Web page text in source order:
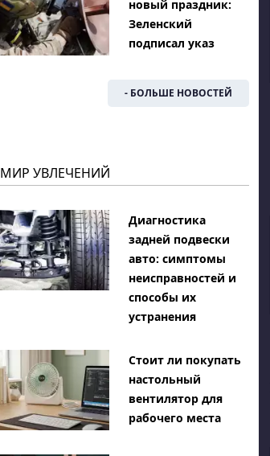
новый праздник:
Зеленский
подписал указ
- БОЛЬШЕ НОВОСТЕЙ
МИР УВЛЕЧЕНИЙ
Диагностика
задней подвески
авто: симптомы
неисправностей и
способы их
устранения
Стоит ли покупать
настольный
вентилятор для
рабочего места